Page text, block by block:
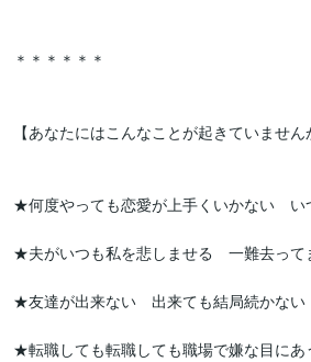
＊＊＊＊＊＊
【あなたにはこんなことが起きていません
★何度やっても恋愛が上手くいかない　い
★夫がいつも私を悲しませる　一難去って
★友達が出来ない　出来ても結局続かない
★転職しても転職しても職場で嫌な目にあ